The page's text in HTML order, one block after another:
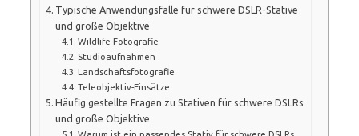
Typische Anwendungsfälle für schwere DSLR-Stative
und große Objektive
Wildlife-Fotografie
Studioaufnahmen
Landschaftsfotografie
Teleobjektiv-Einsätze
Häufig gestellte Fragen zu Stativen für schwere DSLRs
und große Objektive
Warum ist ein passendes Stativ für schwere DSLRs